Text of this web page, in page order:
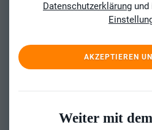
Datenschutzerklärung und
AKZEPTIEREN
Weiter mit